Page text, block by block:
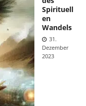
Spirituell
en
Wandels
31.
Dezember
2023